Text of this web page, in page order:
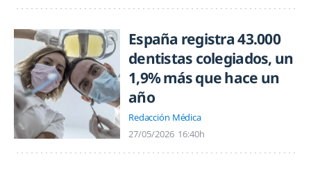
España registra 43.000
dentistas colegiados, un
1,9% más que hace un
año
Redacción Médica
27/05/2026 16:40h